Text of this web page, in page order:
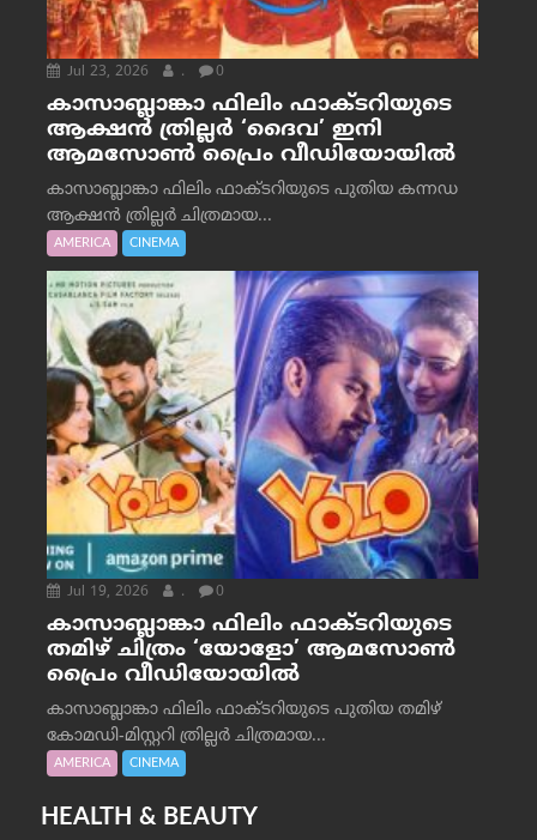
Jul 23, 2026 . 0
കാസാബ്ലാങ്കാ ഫിലിം ഫാക്ടറിയുടെ
ആക്ഷൻ ത്രില്ലർ ‘ദൈവ’ ഇനി
ആമസോൺ പ്രൈം വീഡിയോയിൽ
കാസാബ്ലാങ്കാ ഫിലിം ഫാക്ടറിയുടെ പുതിയ കന്നഡ
ആക്ഷൻ ത്രില്ലർ ചിത്രമായ...
AMERICA CINEMA
Jul 19, 2026 . 0
കാസാബ്ലാങ്കാ ഫിലിം ഫാക്ടറിയുടെ
തമിഴ് ചിത്രം ‘യോളോ’ ആമസോൺ
പ്രൈം വീഡിയോയിൽ
കാസാബ്ലാങ്കാ ഫിലിം ഫാക്ടറിയുടെ പുതിയ തമിഴ്
കോമഡി-മിസ്റ്ററി ത്രില്ലർ ചിത്രമായ...
AMERICA CINEMA
HEALTH & BEAUTY